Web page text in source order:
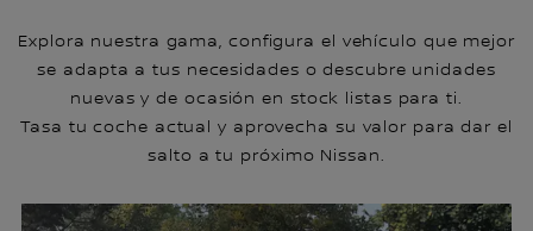
Explora nuestra gama, configura el vehículo que mejor
se adapta a tus necesidades o descubre unidades
nuevas y de ocasión en stock listas para ti.
Tasa tu coche actual y aprovecha su valor para dar el
salto a tu próximo Nissan.